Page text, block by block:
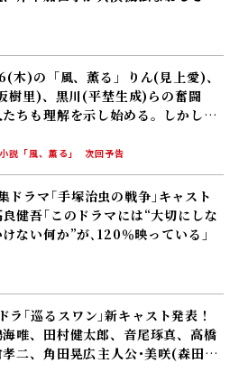
ラ｢巡るスワン｣新キャスト発表！
唯、田村健太郎、音尾琢真、高橋
二、角田晃広――主人公･美咲(森田望
する警察署の人々 2027年度前期
説「巡るスワン」 トピック
「風、薫る」りん(見上愛)と直美
)は看護に奮闘する中、アサ(美山加
太助(板橋駿谷)が避病院にやってく
説「風、薫る」
登壇「豊臣兄弟！」トークライブ
奈良は秀長の死後、慶が30年にわ
ごした場所……」